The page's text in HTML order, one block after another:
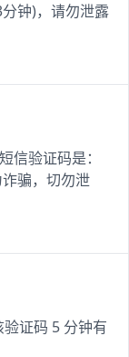
钟)，请勿泄露
信验证码是：
骗，切勿泄
验证码 5 分钟有